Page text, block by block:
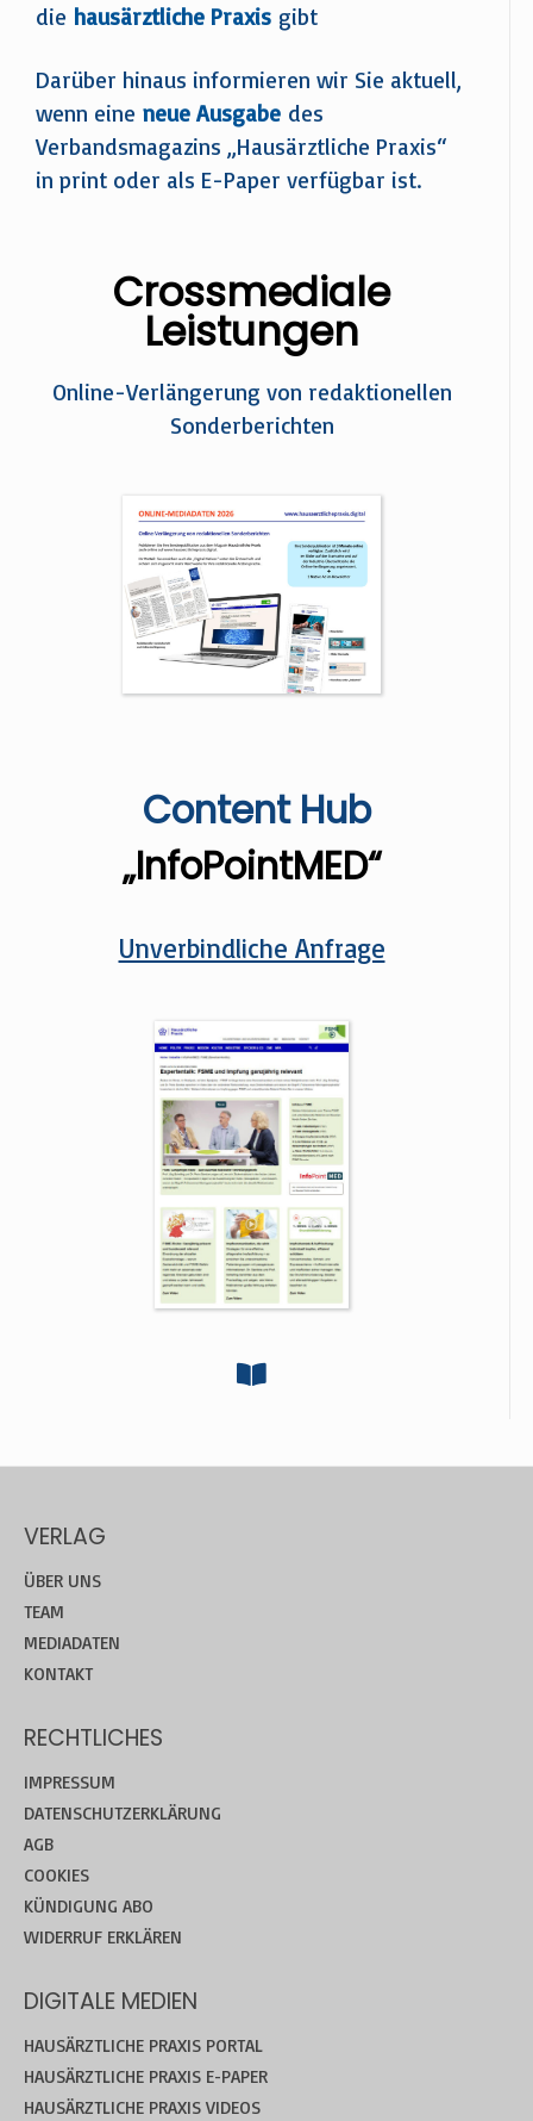
die hausärztliche Praxis gibt
Darüber hinaus informieren wir Sie aktuell,
wenn eine neue Ausgabe des
Verbandsmagazins „Hausärztliche Praxis“
in print oder als E-Paper verfügbar ist.
Crossmediale
Leistungen
Online-Verlängerung von redaktionellen
Sonderberichten
Content Hub
„InfoPointMED“
Unverbindliche Anfrage
VERLAG
ÜBER UNS
TEAM
MEDIADATEN
KONTAKT
RECHTLICHES
IMPRESSUM
DATENSCHUTZERKLÄRUNG
AGB
COOKIES
KÜNDIGUNG ABO
WIDERRUF ERKLÄREN
DIGITALE MEDIEN
HAUSÄRZTLICHE PRAXIS PORTAL
HAUSÄRZTLICHE PRAXIS E-PAPER
HAUSÄRZTLICHE PRAXIS VIDEOS